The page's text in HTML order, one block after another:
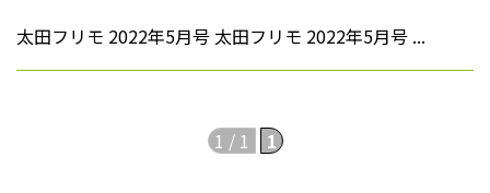
太田フリモ 2022年5月号 太田フリモ 2022年5月号 ...
1 / 1 1